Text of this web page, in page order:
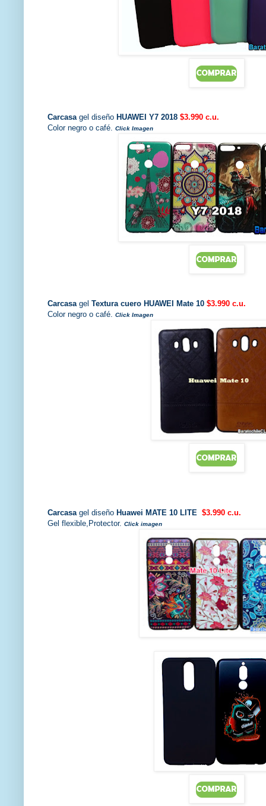
Carcasa gel diseño HUAWEI Y7 2018 $3.990 c.u.
Color negro o café. Click Imagen
Carcasagel Textura cuero HUAWEI Mate 10 $3.990 c.u.
Color negro o café. Click Imagen
Carcasa gel diseño Huawei MATE 10 LITE $3.990 c.u.
Gel flexible,Protector. Click imagen